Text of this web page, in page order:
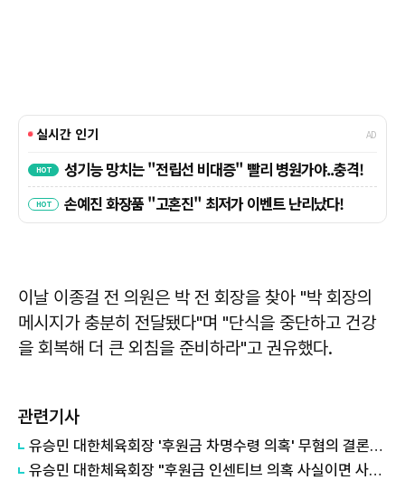
이날 이종걸 전 의원은 박 전 회장을 찾아 "박 회장의
메시지가 충분히 전달됐다"며 "단식을 중단하고 건강
을 회복해 더 큰 외침을 준비하라"고 권유했다.
관련기사
유승민 대한체육회장 '후원금 차명수령 의혹' 무혐의 결론…경찰 "증거불충분"
유승민 대한체육회장 "후원금 인센티브 의혹 사실이면 사퇴하겠다"